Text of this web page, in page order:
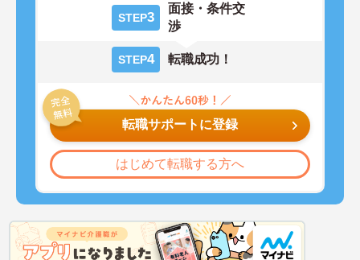
STEP3
面接・条件交
渉
STEP4 転職成功！
転職サポートに登録
はじめて転職する方へ